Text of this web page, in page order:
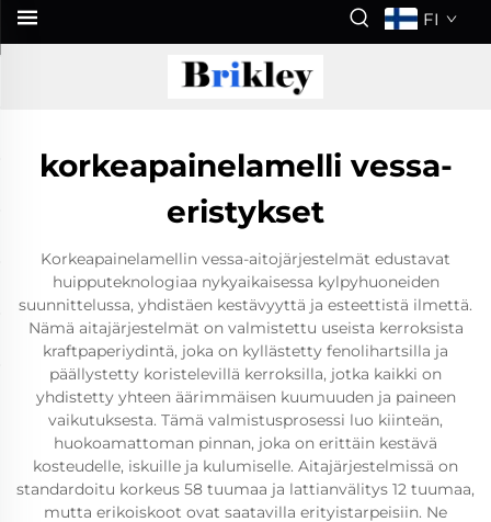
FI
korkeapainelamelli vessa-
eristykset
Korkeapainelamellin vessa-aitojärjestelmät edustavat
huipputeknologiaa nykyaikaisessa kylpyhuoneiden
suunnittelussa, yhdistäen kestävyyttä ja esteettistä ilmettä.
Nämä aitajärjestelmät on valmistettu useista kerroksista
kraftpaperiydintä, joka on kyllästetty fenolihartsilla ja
päällystetty koristelevillä kerroksilla, jotka kaikki on
yhdistetty yhteen äärimmäisen kuumuuden ja paineen
vaikutuksesta. Tämä valmistusprosessi luo kiinteän,
huokoamattoman pinnan, joka on erittäin kestävä
kosteudelle, iskuille ja kulumiselle. Aitajärjestelmissä on
standardoitu korkeus 58 tuumaa ja lattianvälitys 12 tuumaa,
mutta erikoiskoot ovat saatavilla erityistarpeisiin. Ne